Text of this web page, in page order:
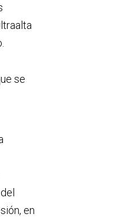
se
en